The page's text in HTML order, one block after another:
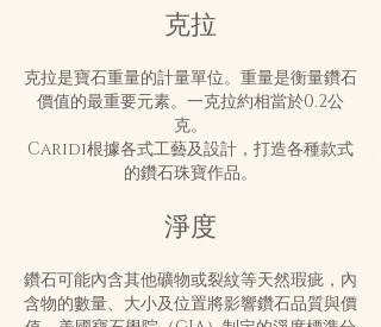
克拉
克拉是寶石重量的計量單位。重量是衡量鑽石
價值的最重要元素。一克拉約相當於0.2公
克。
Caridi根據各式工藝及設計，打造各種款式
的鑽石珠寶作品。
淨度
鑽石可能內含其他礦物或裂紋等天然瑕疵，內
含物的數量、大小及位置將影響鑽石品質與價